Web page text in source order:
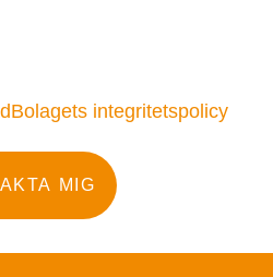
integritetspolicy
MIG